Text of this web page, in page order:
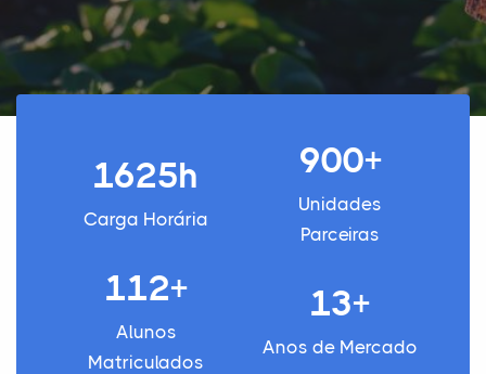
1625h
Carga Horária
900+
Unidades
Parceiras
112+
Alunos
Matriculados
13+
Anos de Mercado